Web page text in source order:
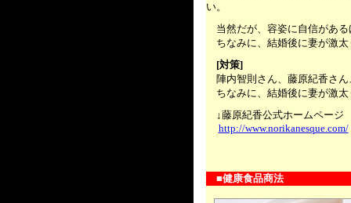
い。
当然だが、容姿に自信がある
ちなみに、結婚後に妻が激太
[対策]
陣内智則さん、藤原紀香さん
ちなみに、結婚後に妻が激
↓藤原紀香公式ホームページ
http://www.norikanesque.com/
■健康食品商法